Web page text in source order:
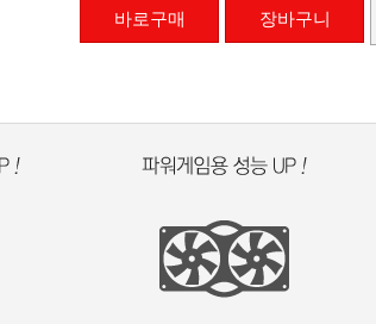
바로구매 장바구니